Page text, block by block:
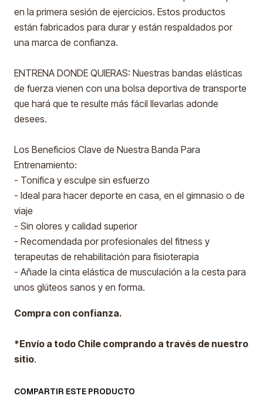
en la primera sesión de ejercicios. Estos productos
están fabricados para durar y están respaldados por
una marca de confianza.
ENTRENA DONDE QUIERAS: Nuestras bandas elásticas
de fuerza vienen con una bolsa deportiva de transporte
que hará que te resulte más fácil llevarlas adonde
desees.
Los Beneficios Clave de Nuestra Banda Para
Entrenamiento:
- Tonifica y esculpe sin esfuerzo
- Ideal para hacer deporte en casa, en el gimnasio o de
viaje
- Sin olores y calidad superior
- Recomendada por profesionales del fitness y
terapeutas de rehabilitación para fisioterapia
- Añade la cinta elástica de musculación a la cesta para
unos glúteos sanos y en forma.
Compra con confianza.
*Envío a todo Chile comprando a través de nuestro
sitio.
COMPARTIR ESTE PRODUCTO